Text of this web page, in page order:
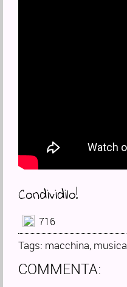
Condividilo!
716
Tags: macchina, musica
COMMENTA: